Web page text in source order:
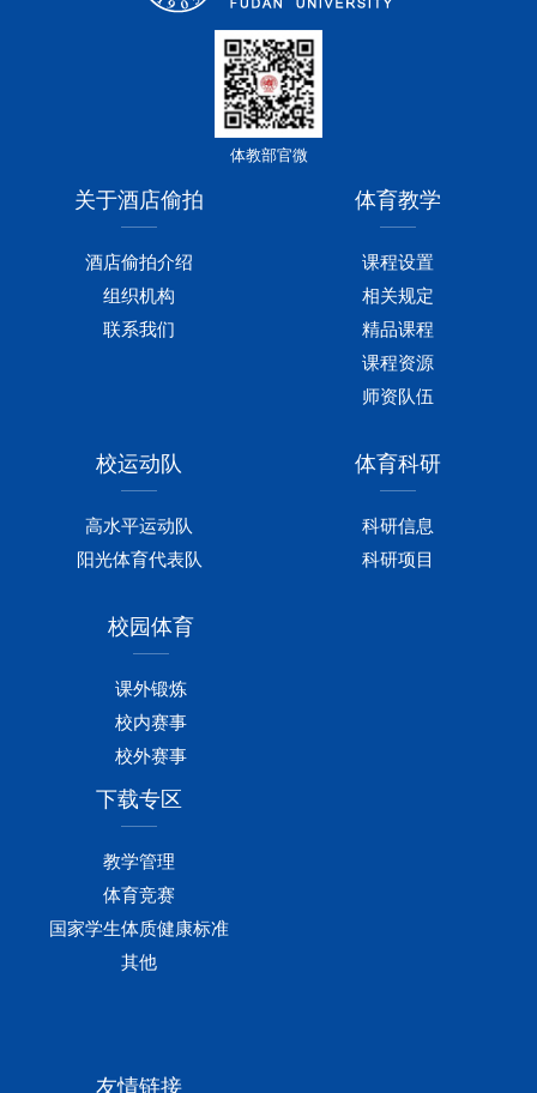
体教部官微
关于酒店偷拍
酒店偷拍介绍
组织机构
联系我们
体育教学
课程设置
相关规定
精品课程
课程资源
师资队伍
校运动队
高水平运动队
阳光体育代表队
体育科研
科研信息
科研项目
校园体育
课外锻炼
校内赛事
校外赛事
下载专区
教学管理
体育竞赛
国家学生体质健康标准
其他
友情链接